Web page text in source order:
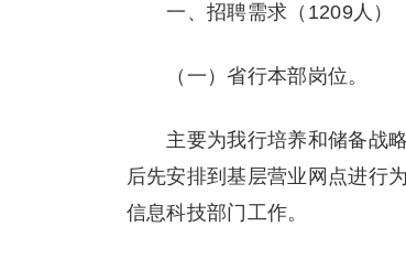
一、招聘需求（1209人）
（一）省行本部岗位。
主要为我行培养和储备战略
后先安排到基层营业网点进行
信息科技部门工作。